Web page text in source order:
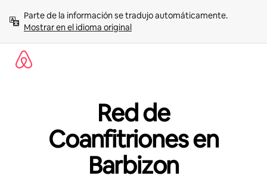
contenidoMostrar en el idioma original
Red de
Coanfitriones en
Barbizon